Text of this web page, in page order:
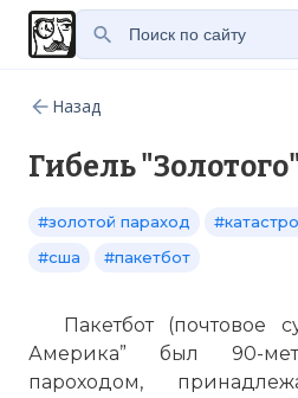
Назад
Гибель
#золотой параход
#сша
#пакетбот
Пакетбот (почтовое
Америка” был 90-
пароходом,